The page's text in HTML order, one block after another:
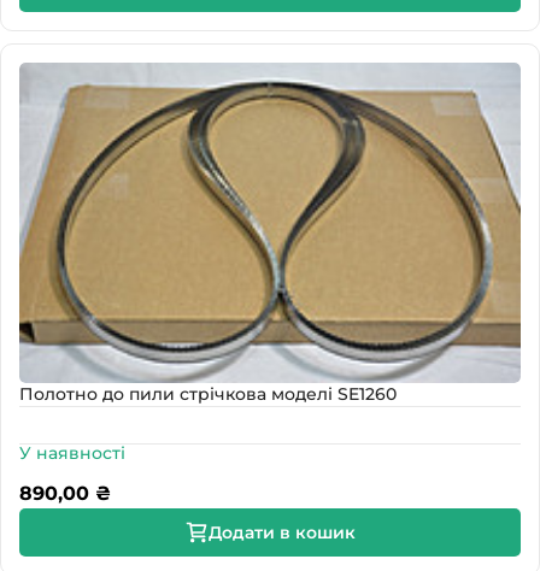
Полотно до пили стрічкова моделі SE1260
У наявності
890,00 ₴
Додати в кошик